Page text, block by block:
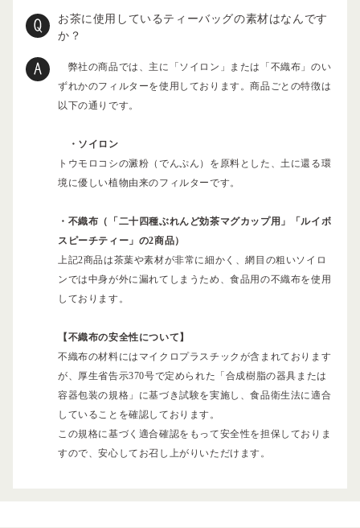
お茶に使用しているティーバッグの素材はなんです
か？
弊社の商品では、主に「ソイロン」または「不織布」のい
ずれかのフィルターを使用しております。商品ごとの特徴は
以下の通りです。
・ソイロン
トウモロコシの澱粉（でんぷん）を原料とした、土に還る環
境に優しい植物由来のフィルターです。
・不織布（「二十四種ぶれんど効茶マグカップ用」「ルイボ
スピーチティー」の2商品）
上記2商品は茶葉や素材が非常に細かく、網目の粗いソイロ
ンでは中身が外に漏れてしまうため、食品用の不織布を使用
しております。
【不織布の安全性について】
不織布の材料にはマイクロプラスチックが含まれております
が、厚生省告示370号で定められた「合成樹脂の器具または
容器包装の規格」に基づき試験を実施し、食品衛生法に適合
していることを確認しております。
この規格に基づく適合確認をもって安全性を担保しておりま
すので、安心してお召し上がりいただけます。